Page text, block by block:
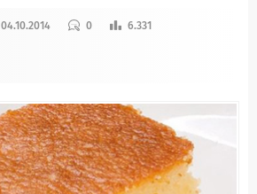
04.10.2014 0 6.331